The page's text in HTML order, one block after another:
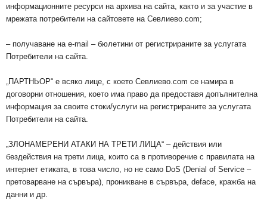
информационните ресурси на архива на сайта, както и за участие в
мрежата потребители на сайтовете на Севлиево.com;
– получаване на e-mail – бюлетини от регистрираните за услугата
Потребители на сайта.
„ПАРТНЬОР“ е всяко лице, с което Севлиево.com се намира в
договорни отношения, което има право да предоставя допълнителна
информация за своите стоки/услуги на регистрираните за услугата
Потребители на сайта.
„ЗЛОНАМЕРЕНИ АТАКИ НА ТРЕТИ ЛИЦА“ – действия или
бездействия на трети лица, които са в противоречие с правилата на
интернет етиката, в това число, но не само DoS (Denial of Service –
претоварване на сървъра), проникване в сървъра, deface, кражба на
данни и др.